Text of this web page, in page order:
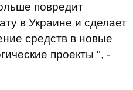
повредит
в Украине и сделает
средств в новые
проекты ", -